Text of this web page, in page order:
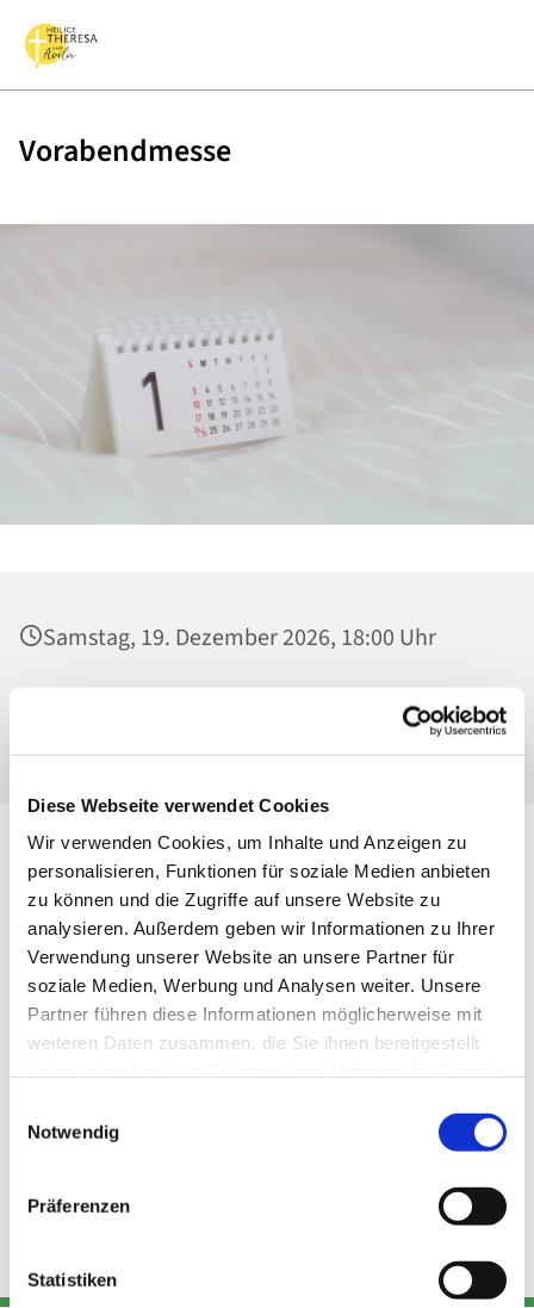
Diese Webseite verwendet Cookies
Wir verwenden Cookies, um Inhalte und Anzeigen zu
personalisieren, Funktionen für soziale Medien anbieten
zu können und die Zugriffe auf unsere Website zu
analysieren. Außerdem geben wir Informationen zu Ihrer
Verwendung unserer Website an unsere Partner für
soziale Medien, Werbung und Analysen weiter. Unsere
Partner führen diese Informationen möglicherweise mit
weiteren Daten zusammen, die Sie ihnen bereitgestellt
Notwendig
Präferenzen
Statistiken
Vorabendmesse
Samstag, 19. Dezember 2026, 18:00 Uhr
St. Josef - Berlin-Weißensee, Pfarrkirche,